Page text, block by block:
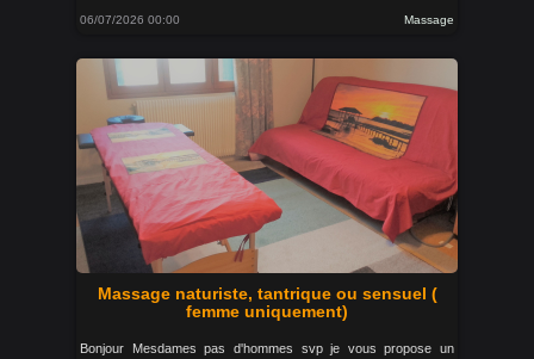
06/07/2026 00:00 Massage
Massage naturiste, tantrique ou sensuel (
femme uniquement)
Bonjour Mesdames pas d'hommes svp je vous propose un